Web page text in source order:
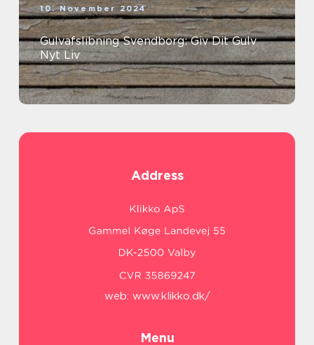
10. November 2024
Gulvafslibning Svendborg: Giv Dit Gulv
Nyt Liv
Address
web: www.klikko.dk/
Menu